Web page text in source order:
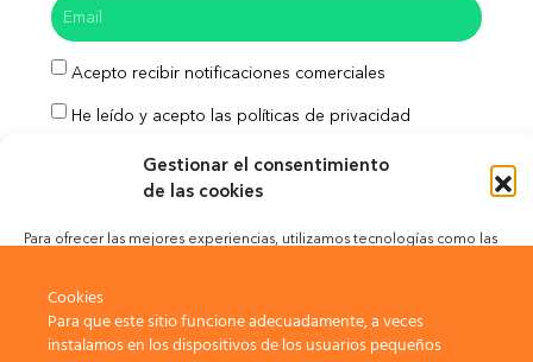
Gestionar el consentimiento
de las cookies
Para ofrecer las mejores experiencias, utilizamos tecnologías como las
el comportamiento de navegación o las identificaciones únicas en este
sitio. No consentir o retirar el consentimiento, puede afectar
negativamente a ciertas características y funciones.
Acepto recibir notificaciones comerciales
He leído y acepto las políticas de privacidad
Política de Cookies
Cookies
Para que este sitio funcione adecuadamente, a veces
instalamos en los dispositivos de los usuarios pequeños